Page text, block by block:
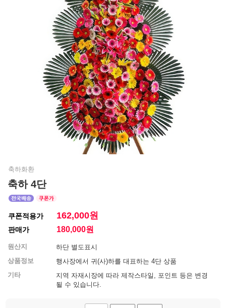
축하화환
축하 4단
쿠폰적용가 162,000원
판매가 180,000원
원산지
하단 별도표시
상품정보
행사장에서 귀(사)하를 대표하는 4단 상품
기타
지역 자재시장에 따라 제작스타일, 포인트 등은 변경
될 수 있습니다.